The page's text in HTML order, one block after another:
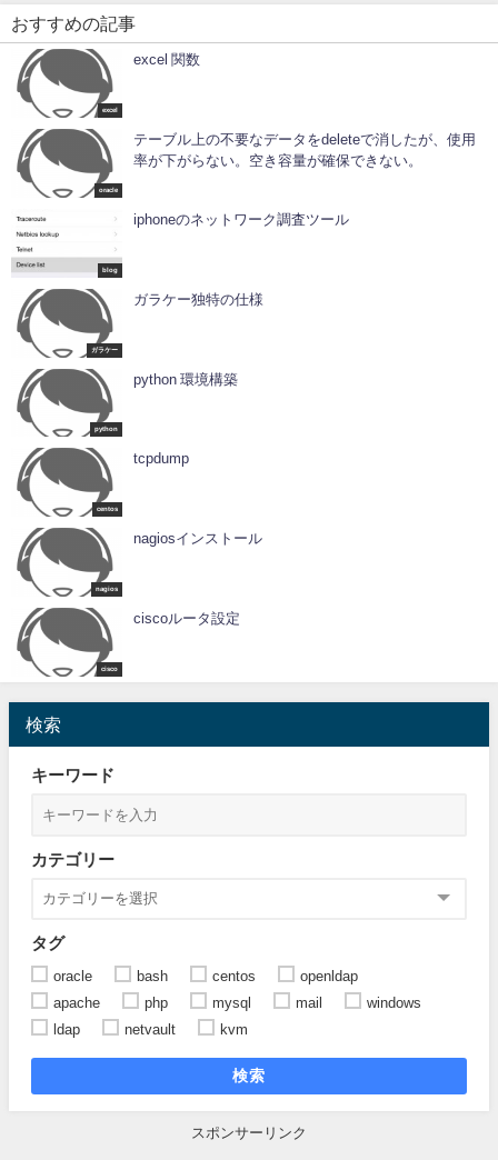
おすすめの記事
excel
excel 関数
oracle
テーブル上の不要なデータをdeleteで消したが、使用
率が下がらない。空き容量が確保できない。
blog
iphoneのネットワーク調査ツール
ガラケー
ガラケー独特の仕様
python
python 環境構築
centos
tcpdump
nagios
nagiosインストール
cisco
ciscoルータ設定
検索
キーワード
カテゴリー
タグ
oracle bash centos
openldap
apache
php mysql mail
windows
ldap
netvault kvm
検索
スポンサーリンク